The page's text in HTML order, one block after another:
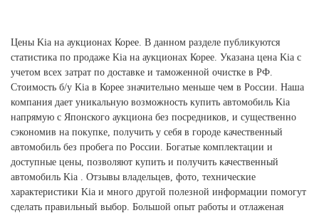
Цены Kia на аукционах Корее. В данном разделе публикуются
статистика по продаже Kia на аукционах Корее. Указана цена Kia с
учетом всех затрат по доставке и таможенной очистке в РФ.
Стоимость б/у Kia в Корее значительно меньше чем в России. Наша
компания дает уникальную возможность купить автомобиль Kia
напрямую с Японского аукциона без посредников, и существенно
сэкономив на покупке, получить у себя в городе качественный
автомобиль без пробега по России. Богатые комплектации и
доступные цены, позволяют купить и получить качественный
автомобиль Kia . Отзывы владельцев, фото, технические
характеристики Kia и много другой полезной информации помогут
сделать правильный выбор. Большой опыт работы и отлаженая